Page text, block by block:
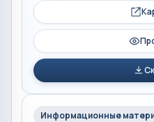
Информационные